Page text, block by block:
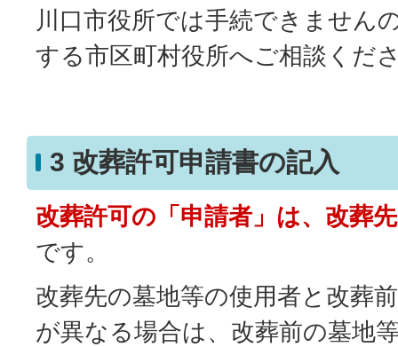
川口市役所では手続できません
する市区町村役所へご相談くだ
3 改葬許可申請書の記入
改葬許可の「申請者」は、改葬
です。
改葬先の墓地等の使用者と改葬
が異なる場合は、改葬前の墓地